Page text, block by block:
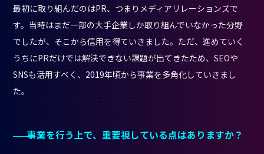
最初に取り組んだのはPR、つまりメディアリレーションズで
す。当時はまだ一部の大手企業しか取り組んでいなかった分野
でしたが、そこから信用を得ていきました。ただ、進めていく
うちにPRだけでは解決できない課題が出てきたため、SEOや
SNSも活用すべく、2019年頃から事業を多角化していきまし
た。
事業を行う上で、重要視している点はありますか？